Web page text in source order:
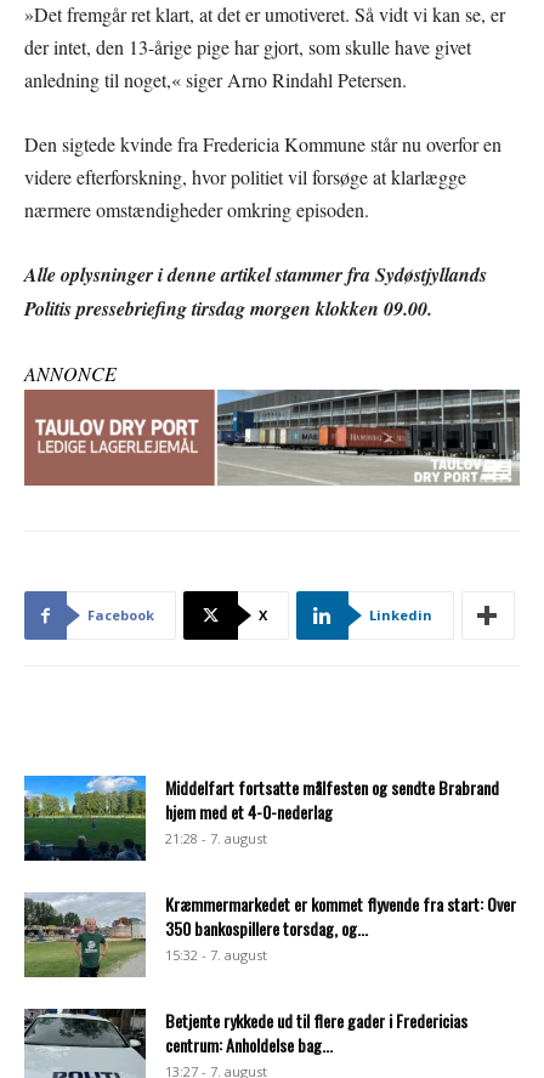
»Det fremgår ret klart, at det er umotiveret. Så vidt vi kan se, er
der intet, den 13-årige pige har gjort, som skulle have givet
anledning til noget,« siger Arno Rindahl Petersen.
Den sigtede kvinde fra Fredericia Kommune står nu overfor en
videre efterforskning, hvor politiet vil forsøge at klarlægge
nærmere omstændigheder omkring episoden.
Alle oplysninger i denne artikel stammer fra Sydøstjyllands
Politis pressebriefing tirsdag morgen klokken 09.00.
ANNONCE
Facebook X Linkedin
Middelfart fortsatte målfesten og sendte Brabrand
hjem med et 4-0-nederlag
21:28 - 7. august
Kræmmermarkedet er kommet flyvende fra start: Over
350 bankospillere torsdag, og...
15:32 - 7. august
Betjente rykkede ud til flere gader i Fredericias
centrum: Anholdelse bag...
13:27 - 7. august